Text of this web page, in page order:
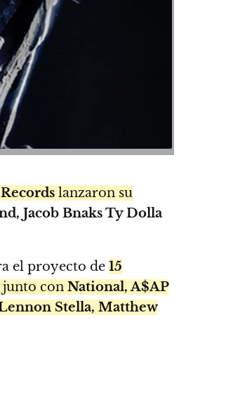
lanzaron su
Jacob Bnaks Ty Dolla
el proyecto de 15
junto con National, A$AP
Stella, Matthew